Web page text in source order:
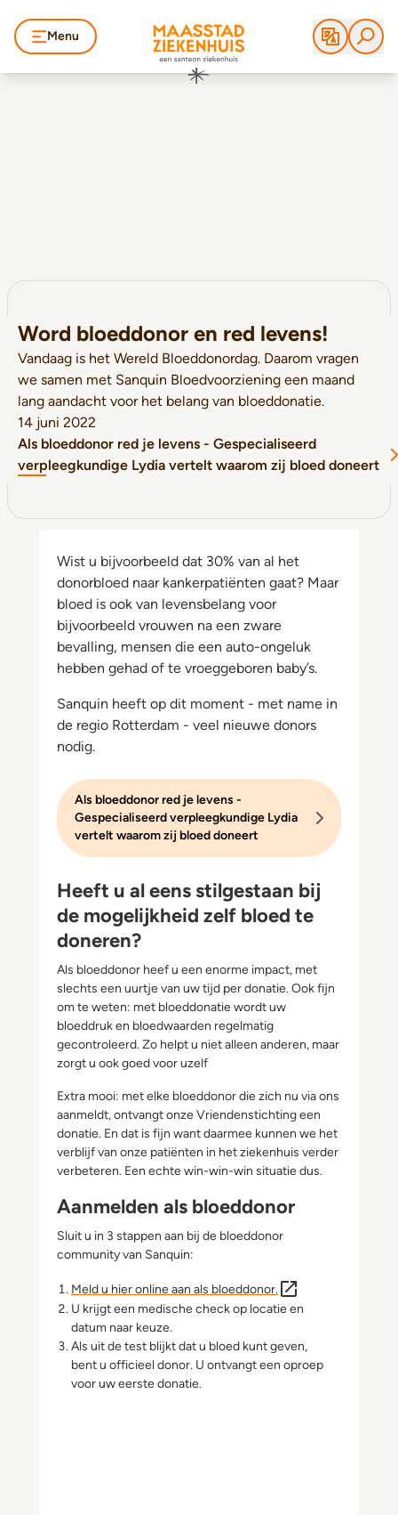
Menu
Word bloeddonor en red levens!
Vandaag is het Wereld Bloeddonordag. Daarom vragen
we samen met Sanquin Bloedvoorziening een maand
lang aandacht voor het belang van bloeddonatie.
14 juni 2022
Als bloeddonor red je levens - Gespecialiseerd
verpleegkundige Lydia vertelt waarom zij bloed doneert
Wist u bijvoorbeeld dat 30% van al het
donorbloed naar kankerpatiënten gaat? Maar
bloed is ook van levensbelang voor
bijvoorbeeld vrouwen na een zware
bevalling, mensen die een auto-ongeluk
hebben gehad of te vroeggeboren baby’s.
Sanquin heeft op dit moment - met name in
de regio Rotterdam - veel nieuwe donors
nodig.
Als bloeddonor red je levens -
Gespecialiseerd verpleegkundige Lydia
vertelt waarom zij bloed doneert
Heeft u al eens stilgestaan bij
de mogelijkheid zelf bloed te
doneren?
Als bloeddonor heef u een enorme impact, met
slechts een uurtje van uw tijd per donatie. Ook fijn
om te weten: met bloeddonatie wordt uw
bloeddruk en bloedwaarden regelmatig
gecontroleerd. Zo helpt u niet alleen anderen, maar
zorgt u ook goed voor uzelf
Extra mooi: met elke bloeddonor die zich nu via ons
aanmeldt, ontvangt onze Vriendenstichting een
donatie. En dat is fijn want daarmee kunnen we het
verblijf van onze patiënten in het ziekenhuis verder
verbeteren. Een echte win-win-win situatie dus.
Aanmelden als bloeddonor
Sluit u in 3 stappen aan bij de bloeddonor
community van Sanquin:
Meld u hier online aan als bloeddonor.
U krijgt een medische check op locatie en
datum naar keuze.
Als uit de test blijkt dat u bloed kunt geven,
bent u officieel donor. U ontvangt een oproep
voor uw eerste donatie.